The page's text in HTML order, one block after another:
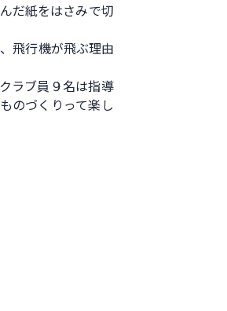
だ紙をはさみで切
飛行機が飛ぶ理由
ラブ員９名は指導
のづくりって楽し